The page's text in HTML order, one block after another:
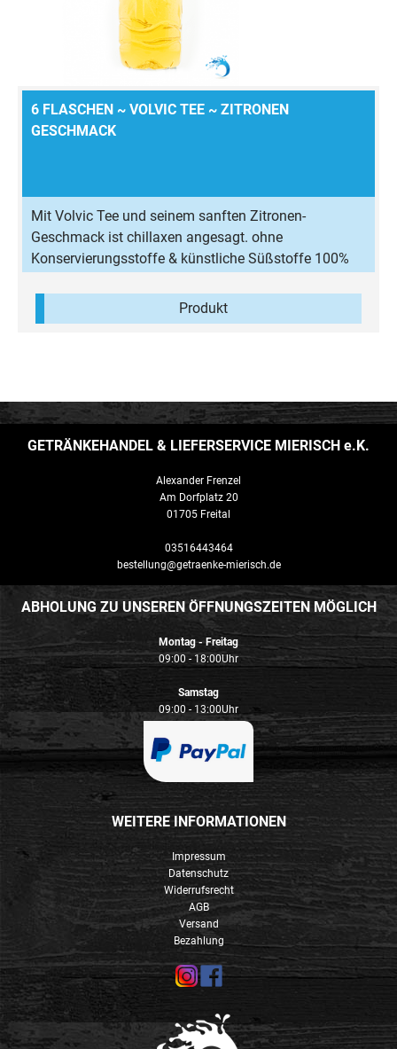
6 FLASCHEN ~ VOLVIC TEE ~ ZITRONEN
GESCHMACK
Mit Volvic Tee und seinem sanften Zitronen-
Geschmack ist chillaxen angesagt. ohne
Konservierungsstoffe & künstliche Süßstoffe 100%
Produkt
GETRÄNKEHANDEL & LIEFERSERVICE MIERISCH e.K.
Alexander Frenzel
Am Dorfplatz 20
01705 Freital
03516443464
bestellung@getraenke-mierisch.de
ABHOLUNG ZU UNSEREN ÖFFNUNGSZEITEN MÖGLICH
Montag - Freitag
09:00 - 18:00Uhr
Samstag
09:00 - 13:00Uhr
WEITERE INFORMATIONEN
Impressum
Datenschutz
Widerrufsrecht
AGB
Versand
Bezahlung